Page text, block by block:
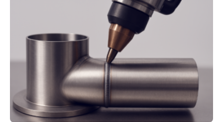
der Benutzer vorgeben und erhält so mehr Kontrolle
über die Positionierung der Bauteile. Die ebenfalls neue
Automatisierungsschnittstelle dient dazu, die Software
besser in spezifische Unternehmensprozesse
einzubinden. Sankt Augustin – Zur Messe FACHPACK
vom 23. bis 25. September in Nürnberg…